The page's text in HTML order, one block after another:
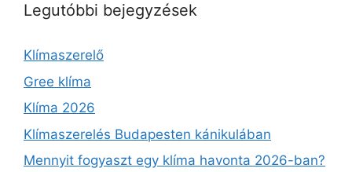
Legutóbbi bejegyzések
Klímaszerelő
Gree klíma
Klíma 2026
Klímaszerelés Budapesten kánikulában
Mennyit fogyaszt egy klíma havonta 2026-ban?